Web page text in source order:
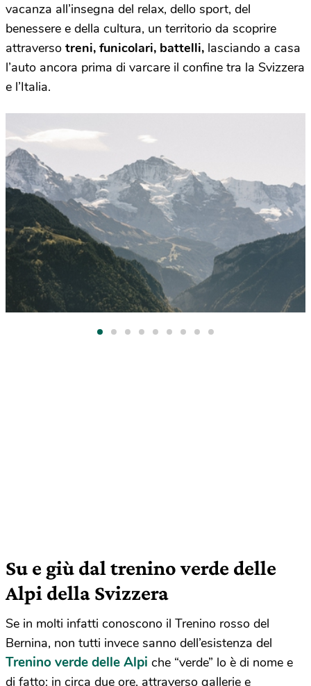
vacanza all’insegna del relax, dello sport, del
benessere e della cultura, un territorio da scoprire
attraverso treni, funicolari, battelli, lasciando a casa
l’auto ancora prima di varcare il confine tra la Svizzera
e l’Italia.
Su e giù dal trenino verde delle
Alpi della Svizzera
Se in molti infatti conoscono il Trenino rosso del
Bernina, non tutti invece sanno dell’esistenza del
Trenino verde delle Alpi che “verde” lo è di nome e
di fatto: in circa due ore, attraverso gallerie e